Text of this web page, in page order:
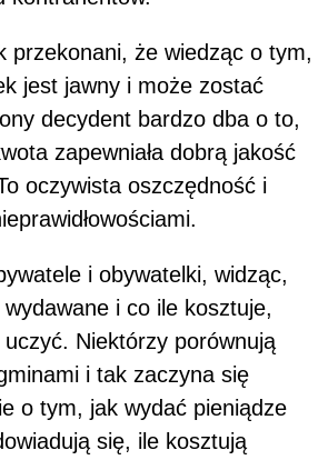
przekonani, że wiedząc o tym,
jest jawny i może zostać
decydent bardzo dba o to,
zapewniała dobrą jakość
oczywista oszczędność i
i obywatelki, widząc,
i co ile kosztuje,
Niektórzy porównują
i tak zaczyna się
o tym, jak wydać pieniądze
się, ile kosztują